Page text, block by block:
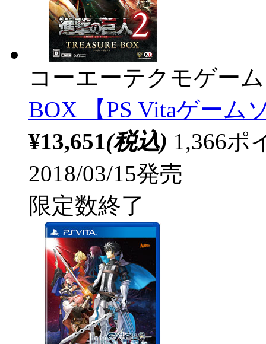
コーエーテクモゲー
BOX 【PS Vitaゲーム
¥13,651(税込) 1,366ポ
2018/03/15発売
限定数終了